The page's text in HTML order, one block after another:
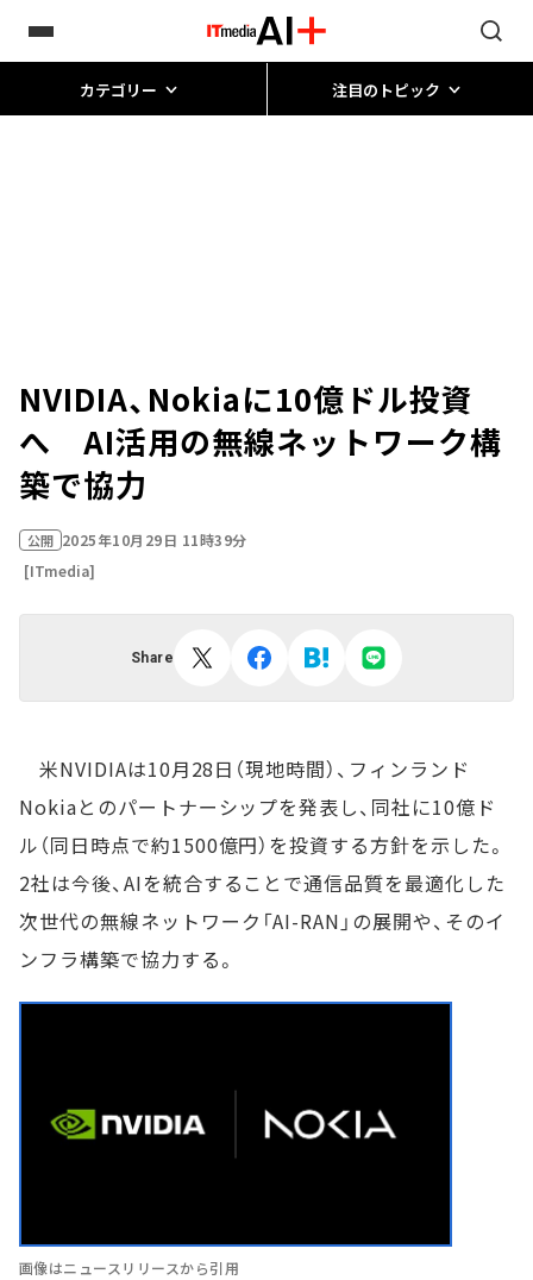
カテゴリー 注目のトピック
NVIDIA、Nokiaに10億ドル投資
へ AI活用の無線ネットワーク構
築で協力
公開 2025年10月29日 11時39分
[ITmedia]
Share
米NVIDIAは10月28日（現地時間）、フィンランド
Nokiaとのパートナーシップを発表し、同社に10億ド
ル（同日時点で約1500億円）を投資する方針を示した。
2社は今後、AIを統合することで通信品質を最適化した
次世代の無線ネットワーク「AI-RAN」の展開や、そのイ
ンフラ構築で協力する。
画像はニュースリリースから引用